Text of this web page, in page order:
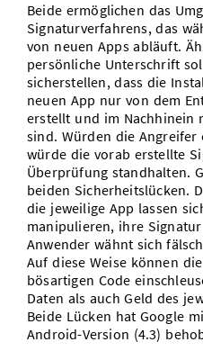
Beide ermöglichen das
Signaturverfahrens, das
von neuen Apps abläuft.
persönliche Unterschrift
sicherstellen, dass die
neuen App nur von dem
erstellt und im Nachhinein
sind. Würden die Angreifer
würde die vorab erstellte
Überprüfung standhalten.
beiden Sicherheitslücken.
die jeweilige App lassen
manipulieren, ihre
Anwender wähnt sich
Auf diese Weise können
bösartigen Code
Daten als auch Geld des
Beide Lücken hat Google
Android-Version (4.3)